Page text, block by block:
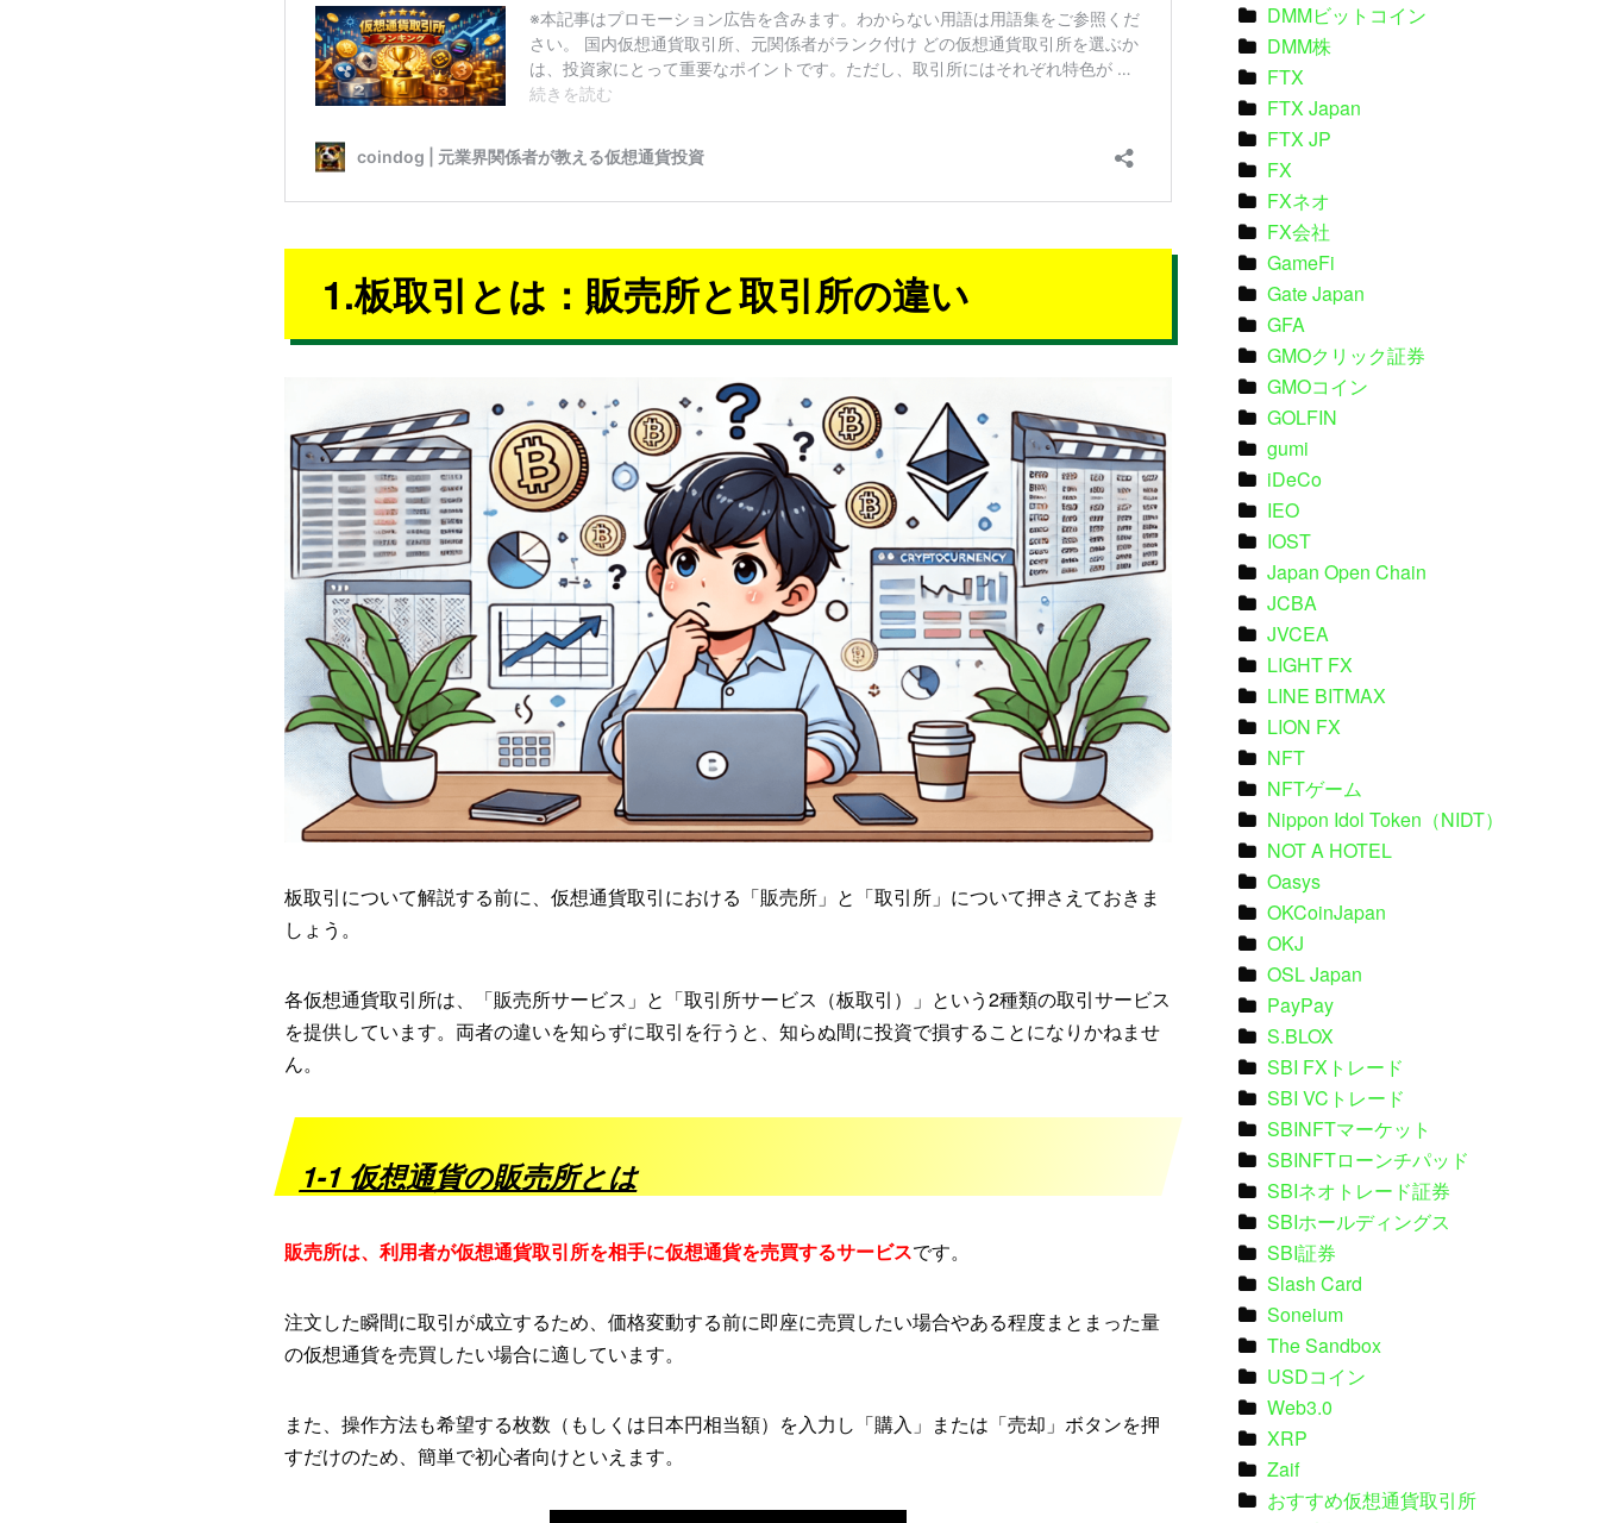
1.板取引とは：販売所と取引所の違い
板取引について解説する前に、仮想通貨取引における「販売所」と「取引所」について押さえておきま
しょう。
各仮想通貨取引所は、「販売所サービス」と「取引所サービス（板取引）」という2種類の取引サービス
を提供しています。両者の違いを知らずに取引を行うと、知らぬ間に投資で損することになりかねませ
ん。
1-1 仮想通貨の販売所とは
販売所は、利用者が仮想通貨取引所を相手に仮想通貨を売買するサービスです。
注文した瞬間に取引が成立するため、価格変動する前に即座に売買したい場合やある程度まとまった量
の仮想通貨を売買したい場合に適しています。
また、操作方法も希望する枚数（もしくは日本円相当額）を入力し「購入」または「売却」ボタンを押
すだけのため、簡単で初心者向けといえます。
DMMビットコイン
DMM株
FTX
FTX Japan
FTX JP
FX
FXネオ
FX会社
GameFi
Gate Japan
GFA
GMOクリック証券
GMOコイン
GOLFIN
gumi
iDeCo
IEO
IOST
Japan Open Chain
JCBA
JVCEA
LIGHT FX
LINE BITMAX
LION FX
NFT
NFTゲーム
Nippon Idol Token（NIDT）
NOT A HOTEL
Oasys
OKCoinJapan
OKJ
OSL Japan
PayPay
S.BLOX
SBI FXトレード
SBI VCトレード
SBINFTマーケット
SBINFTローンチパッド
SBIネオトレード証券
SBIホールディングス
SBI証券
Slash Card
Soneium
The Sandbox
USDコイン
Web3.0
XRP
Zaif
おすすめ仮想通貨取引所